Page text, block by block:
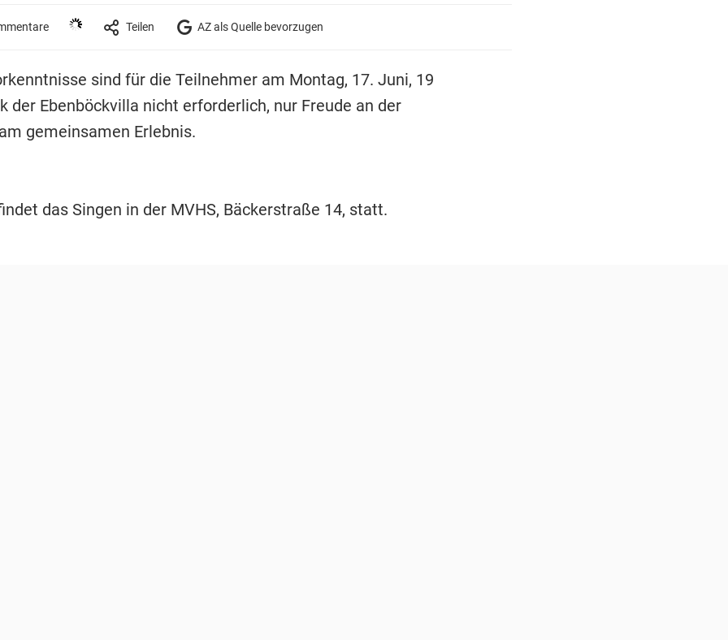
Teilen AZ als Quelle bevorzugen
sind für die Teilnehmer am Montag, 17. Juni, 19
der Ebenböckvilla nicht erforderlich, nur Freude an der
gemeinsamen Erlebnis.
das Singen in der MVHS, Bäckerstraße 14, statt.